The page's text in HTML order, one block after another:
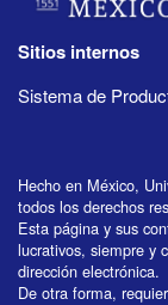
Sitios internos
Sistema de
Hecho en México,
todos los derechos
Esta página y sus
lucrativos, siempre y
dirección electrónica.
De otra forma,